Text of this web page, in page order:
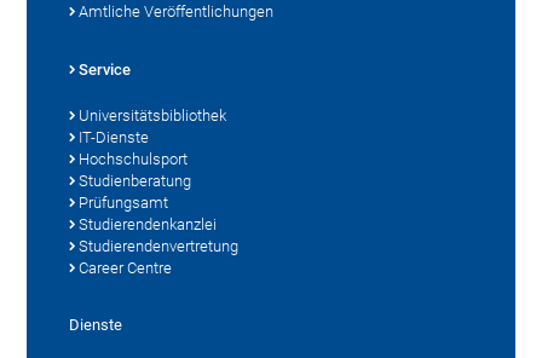
Amtliche Veröffentlichungen
Service
Universitätsbibliothek
IT-Dienste
Hochschulsport
Studienberatung
Prüfungsamt
Studierendenkanzlei
Studierendenvertretung
Career Centre
Dienste